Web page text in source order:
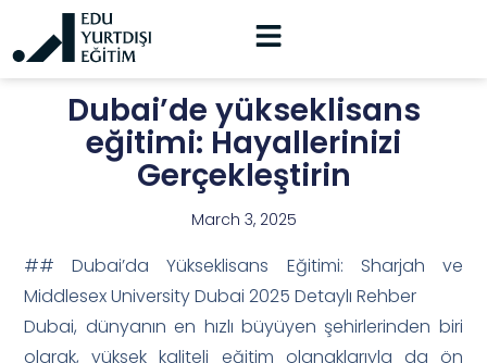
Dubai’de yükseklisans
eğitimi: Hayallerinizi
Gerçekleştirin
March 3, 2025
## Dubai’da Yükseklisans Eğitimi: Sharjah ve
Middlesex University Dubai 2025 Detaylı Rehber
Dubai, dünyanın en hızlı büyüyen şehirlerinden biri
olarak, yüksek kaliteli eğitim olanaklarıyla da ön